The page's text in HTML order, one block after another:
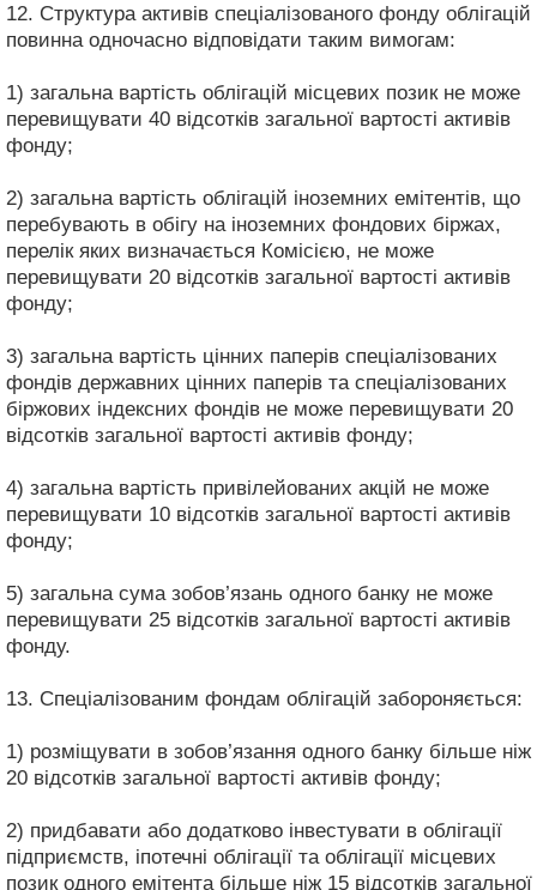
12. Структура активів спеціалізованого фонду облігацій
повинна одночасно відповідати таким вимогам:
1) загальна вартість облігацій місцевих позик не може
перевищувати 40 відсотків загальної вартості активів
фонду;
2) загальна вартість облігацій іноземних емітентів, що
перебувають в обігу на іноземних фондових біржах,
перелік яких визначається Комісією, не може
перевищувати 20 відсотків загальної вартості активів
фонду;
3) загальна вартість цінних паперів спеціалізованих
фондів державних цінних паперів та спеціалізованих
біржових індексних фондів не може перевищувати 20
відсотків загальної вартості активів фонду;
4) загальна вартість привілейованих акцій не може
перевищувати 10 відсотків загальної вартості активів
фонду;
5) загальна сума зобов’язань одного банку не може
перевищувати 25 відсотків загальної вартості активів
фонду.
13. Спеціалізованим фондам облігацій забороняється:
1) розміщувати в зобов’язання одного банку більше ніж
20 відсотків загальної вартості активів фонду;
2) придбавати або додатково інвестувати в облігації
підприємств, іпотечні облігації та облігації місцевих
позик одного емітента більше ніж 15 відсотків загальної